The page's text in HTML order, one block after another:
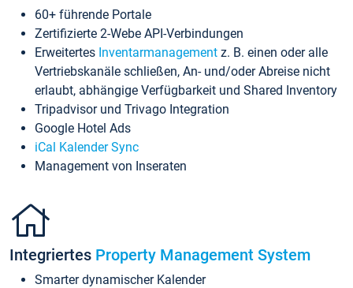
60+ führende Portale
Zertifizierte 2-Webe API-Verbindungen
Erweitertes Inventarmanagement z. B. einen oder alle
Vertriebskanäle schließen, An- und/oder Abreise nicht
erlaubt, abhängige Verfügbarkeit und Shared Inventory
Tripadvisor und Trivago Integration
Google Hotel Ads
iCal Kalender Sync
Management von Inseraten
Integriertes Property Management System
Smarter dynamischer Kalender